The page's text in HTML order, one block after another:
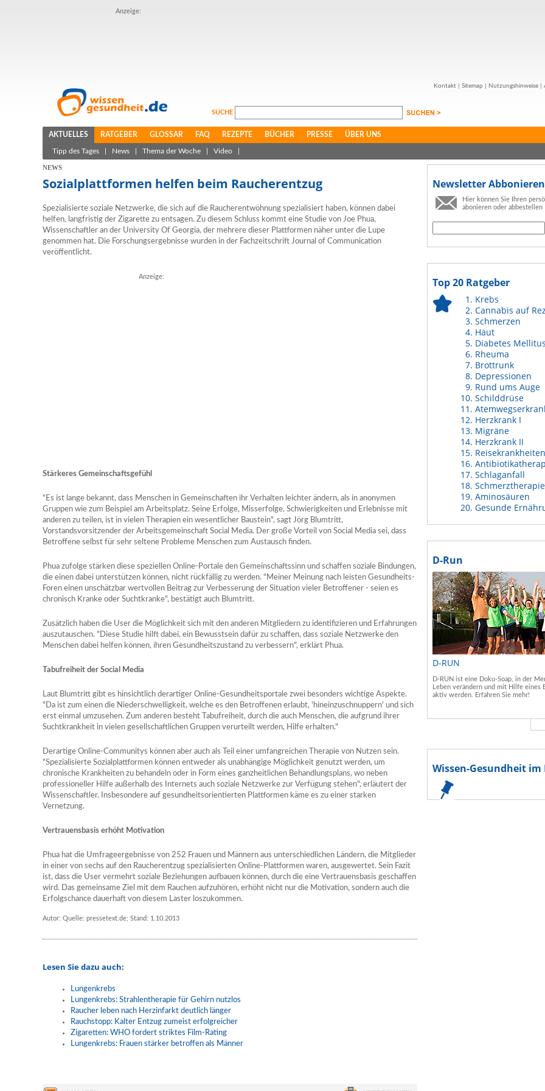
Anzeige:
Kontakt Sitemap Nutzungshinweise
SUCHE
AKTUELLES RATGEBER GLOSSAR FAQ REZEPTE BÜCHER PRESSE ÜBER UNS
Tipp des Tages News Thema der Woche Video
NEWS
Sozialplattformen helfen beim Raucherentzug
Spezialisierte soziale Netzwerke, die sich auf die Raucherentwöhnung spezialisiert haben, können dabei
helfen, langfristig der Zigarette zu entsagen. Zu diesem Schluss kommt eine Studie von Joe Phua,
Wissenschaftler an der University Of Georgia, der mehrere dieser Plattformen näher unter die Lupe
genommen hat. Die Forschungsergebnisse wurden in der Fachzeitschrift Journal of Communication
veröffentlicht.
Anzeige:
Stärkeres Gemeinschaftsgefühl
"Es ist lange bekannt, dass Menschen in Gemeinschaften ihr Verhalten leichter ändern, als in anonymen
Gruppen wie zum Beispiel am Arbeitsplatz. Seine Erfolge, Misserfolge, Schwierigkeiten und Erlebnisse mit
anderen zu teilen, ist in vielen Therapien ein wesentlicher Baustein", sagt Jörg Blumtritt,
Vorstandsvorsitzender der Arbeitsgemeinschaft Social Media. Der große Vorteil von Social Media sei, dass
Betroffene selbst für sehr seltene Probleme Menschen zum Austausch finden.
Phua zufolge stärken diese speziellen Online-Portale den Gemeinschaftssinn und schaffen soziale Bindungen,
die einen dabei unterstützen können, nicht rückfällig zu werden. "Meiner Meinung nach leisten Gesundheits-
Foren einen unschätzbar wertvollen Beitrag zur Verbesserung der Situation vieler Betroffener - seien es
chronisch Kranke oder Suchtkranke", bestätigt auch Blumtritt.
Zusätzlich haben die User die Möglichkeit sich mit den anderen Mitgliedern zu identifizieren und Erfahrungen
auszutauschen. "Diese Studie hilft dabei, ein Bewusstsein dafür zu schaffen, dass soziale Netzwerke den
Menschen dabei helfen können, ihren Gesundheitszustand zu verbessern", erklärt Phua.
Tabufreiheit der Social Media
Laut Blumtritt gibt es hinsichtlich derartiger Online-Gesundheitsportale zwei besonders wichtige Aspekte.
"Da ist zum einen die Niederschwelligkeit, welche es den Betroffenen erlaubt, 'hineinzuschnuppern' und sich
erst einmal umzusehen. Zum anderen besteht Tabufreiheit, durch die auch Menschen, die aufgrund ihrer
Suchtkrankheit in vielen gesellschaftlichen Gruppen verurteilt werden, Hilfe erhalten."
Derartige Online-Communitys können aber auch als Teil einer umfangreichen Therapie von Nutzen sein.
"Spezialisierte Sozialplattformen können entweder als unabhängige Möglichkeit genutzt werden, um
chronische Krankheiten zu behandeln oder in Form eines ganzheitlichen Behandlungsplans, wo neben
professioneller Hilfe außerhalb des Internets auch soziale Netzwerke zur Verfügung stehen", erläutert der
Wissenschaftler. Insbesondere auf gesundheitsorientierten Plattformen käme es zu einer starken
Vernetzung.
Vertrauensbasis erhöht Motivation
Phua hat die Umfrageergebnisse von 252 Frauen und Männern aus unterschiedlichen Ländern, die Mitglieder
in einer von sechs auf den Raucherentzug spezialisierten Online-Plattformen waren, ausgewertet. Sein Fazit
ist, dass die User vermehrt soziale Beziehungen aufbauen können, durch die eine Vertrauensbasis geschaffen
wird. Das gemeinsame Ziel mit dem Rauchen aufzuhören, erhöht nicht nur die Motivation, sondern auch die
Erfolgschance dauerhaft von diesem Laster loszukommen.
Autor: Quelle: pressetext.de; Stand: 1.10.2013
Lesen Sie dazu auch:
Lungenkrebs
Lungenkrebs: Strahlentherapie für Gehirn nutzlos
Raucher leben nach Herzinfarkt deutlich länger
Rauchstopp: Kalter Entzug zumeist erfolgreicher
Zigaretten: WHO fordert striktes Film-Rating
Lungenkrebs: Frauen stärker betroffen als Männer
Newsletter Abbonieren
Hier können Sie Ihren
abonieren oder abbestellen
Top 20 Ratgeber
Krebs
Cannabis auf
Schmerzen
Haut
Diabetes Mellitus
Rheuma
Brottrunk
Depressionen
Rund ums Auge
Schilddrüse
Herzkrank I
Migräne
Herzkrank II
Reisekrankheiten
Schlaganfall
Schmerztherapie
Aminosäuren
Gesunde
D-Run
D-RUN
D-RUN ist eine Doku-Soap, in der
Leben verändern und mit Hilfe eines
aktiv werden. Erfahren Sie mehr!
Wissen-Gesundheit im